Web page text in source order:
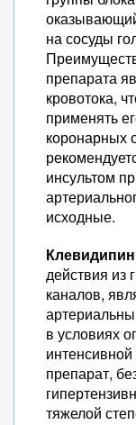
на сосуды
препарата
кровотока,
применять
коронарных
инсультом
исходные.
Клевидипин
действия из
каналов,
в условиях
препарат,
тяжелой